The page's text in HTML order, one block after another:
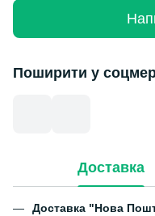
Поширити у
Доставка
Доставка "Нова